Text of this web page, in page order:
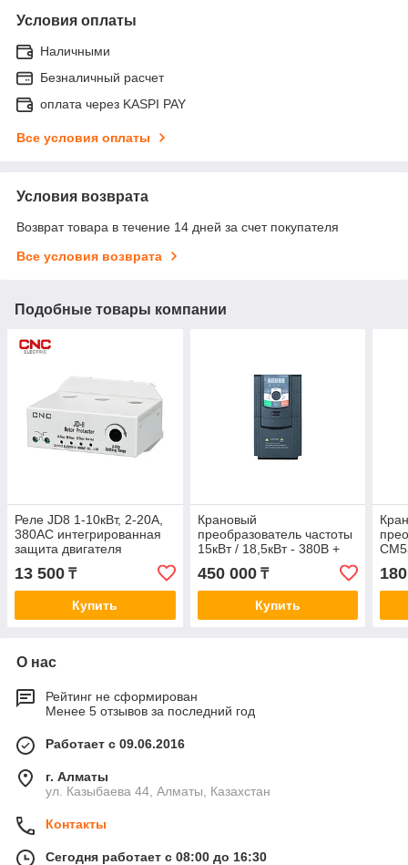
Условия оплаты
Наличными
Безналичный расчет
оплата через KASPI PAY
Все условия оплаты
Условия возврата
Возврат товара в течение 14 дней за счет покупателя
Все условия возврата
Подобные товары компании
Реле JD8 1-10кВт, 2-20A,
380AC интегрированная
защита двигателя
13 500 ₸
Купить
Крановый
преобразователь частоты
15кВт / 18,5кВт - 380В +
450 000₸
Купить
О нас
Рейтинг не сформирован
Менее 5 отзывов за последний год
Работает с 09.06.2016
г. Алматы
ул. Казыбаева 44, Алматы, Казахстан
Контакты
Сегодня работает с 08:00 до 16:30